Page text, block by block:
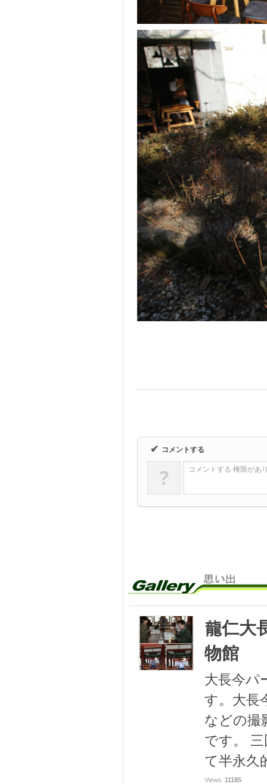
✔ コメントする
? コメントする 権限があ
龍仁大
物館
大長今パ
す。大長
などの撮
です。
て半永久
Views 11185